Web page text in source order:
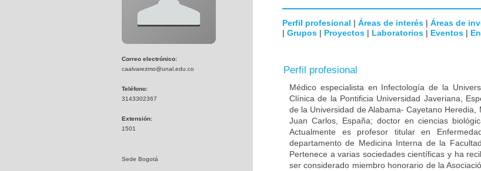
Correo electrónico:
caalvarezmo@unal.edu.co
Teléfono:
3143302367
Extensión:
1501
Sede Bogotá
Perfil profesional | Áreas de interés | Áreas de
| Grupos | Proyectos | Laboratorios | Eventos |
Perfil profesional
Médico especialista en Infectología de la
Clínica de la Pontificia Universidad Javeriana,
de la Universidad de Alabama- Cayetano
Juan Carlos, España; doctor en ciencias
Actualmente es profesor titular en
departamento de Medicina Interna de la
Pertenece a varias sociedades científicas y ha
ser considerado miembro honorario de la